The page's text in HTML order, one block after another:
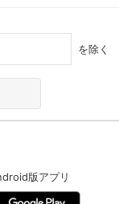
を除く
版アプリ